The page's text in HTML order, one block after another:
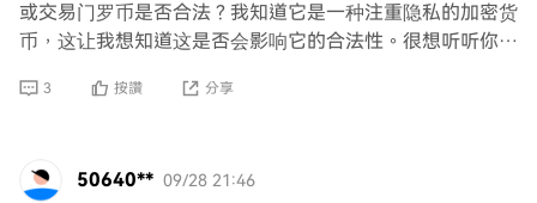
或交易门罗币是否合法？我知道它是一种注重隐私的加密货
币，这让我想知道这是否会影响它的合法性。很想听听你的
3 按讚 分享
50640** 09/28 21:46